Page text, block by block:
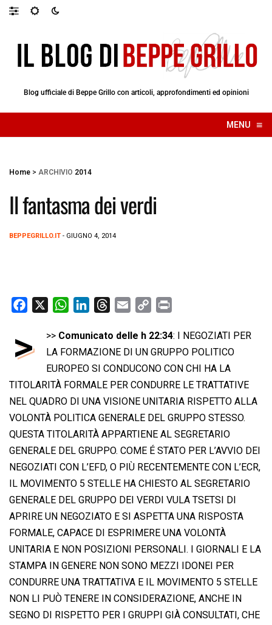
Blog ufficiale di Beppe Grillo con articoli, approfondimenti ed opinioni
MENU ≡
☰
Home > ARCHIVIO 2014
Il fantasma dei verdi
BEPPEGRILLO.IT - GIUGNO 4, 2014
e
o
o
k
W
a
t
s
A
p
p
n
k
e
d
I
n
r
e
a
d
s
a
l
p
y
L
i
n
k
i
n
t
> >> Comunicato delle h 22:34: I NEGOZIATI PER
LA FORMAZIONE DI UN GRUPPO POLITICO
EUROPEO SI CONDUCONO CON CHI HA LA
TITOLARITÀ FORMALE PER CONDURRE LE TRATTATIVE
NEL QUADRO DI UNA VISIONE UNITARIA RISPETTO ALLA
VOLONTÀ POLITICA GENERALE DEL GRUPPO STESSO.
QUESTA TITOLARITÀ APPARTIENE AL SEGRETARIO
GENERALE DEL GRUPPO. COME É STATO PER L’AVVIO DEI
NEGOZIATI CON L’EFD, O PIÙ RECENTEMENTE CON L’ECR,
IL MOVIMENTO 5 STELLE HA CHIESTO AL SEGRETARIO
GENERALE DEL GRUPPO DEI VERDI VULA TSETSI DI
APRIRE UN NEGOZIATO E SI ASPETTA UNA RISPOSTA
FORMALE, CAPACE DI ESPRIMERE UNA VOLONTÀ
UNITARIA E NON POSIZIONI PERSONALI. I GIORNALI E LA
STAMPA IN GENERE NON SONO MEZZI IDONEI PER
CONDURRE UNA TRATTATIVA E IL MOVIMENTO 5 STELLE
NON LI PUÒ TENERE IN CONSIDERAZIONE, ANCHE IN
SEGNO DI RISPETTO PER I GRUPPI GIÀ CONSULTATI, CHE